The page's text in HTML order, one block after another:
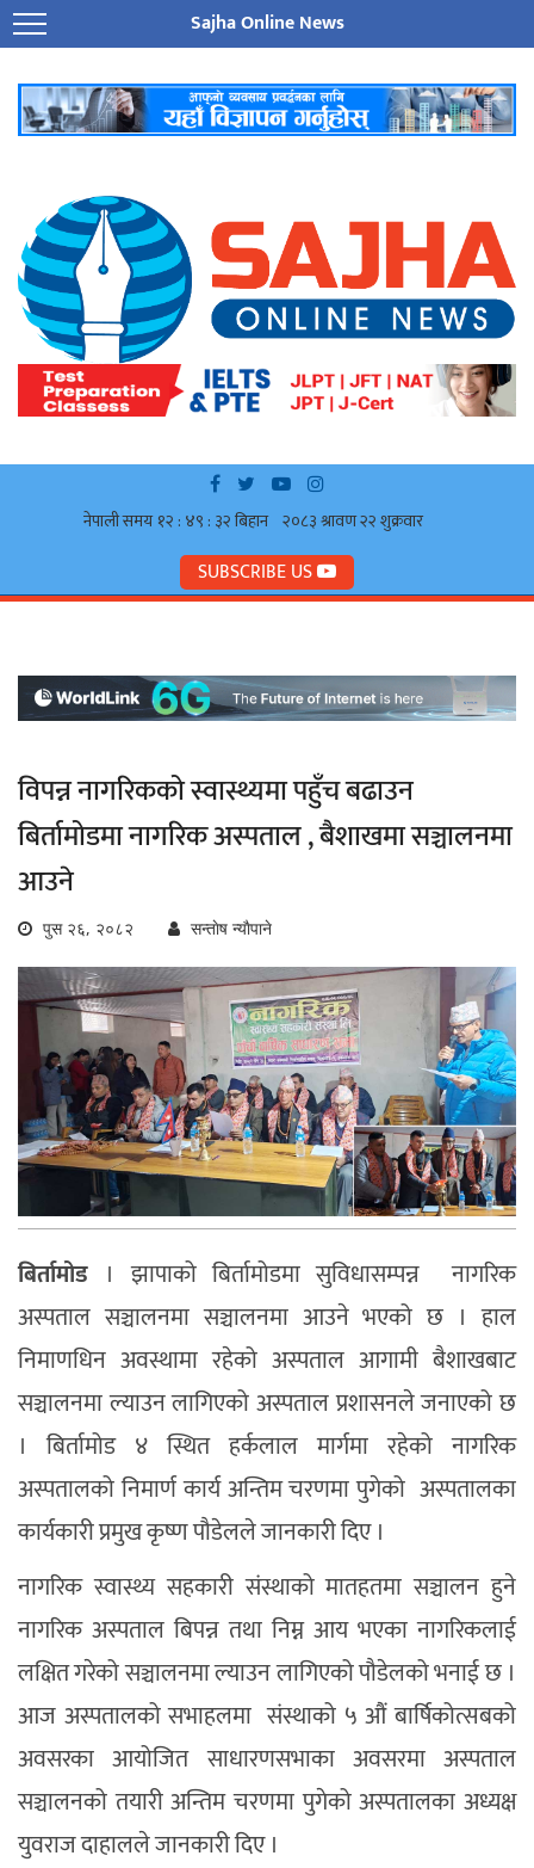
Sajha Online News
SUBSCRIBE US
विपन्न नागरिकको स्वास्थ्यमा पहुँच बढाउन
बिर्तामोडमा नागरिक अस्पताल , बैशाखमा सञ्चालनमा
आउने
पुस २६, २०८२ सन्ताेष न्याैपाने
बिर्तामोड । झापाको बिर्तामोडमा सुविधासम्पन्न नागरिक
अस्पताल सञ्चालनमा सञ्चालनमा आउने भएको छ । हाल
निमाणधिन अवस्थामा रहेको अस्पताल आगामी बैशाखबाट
सञ्चालनमा ल्याउन लागिएको अस्पताल प्रशासनले जनाएको छ
। बिर्तामोड ४ स्थित हर्कलाल मार्गमा रहेको नागरिक
अस्पतालको निमार्ण कार्य अन्तिम चरणमा पुगेको अस्पतालका
कार्यकारी प्रमुख कृष्ण पौडेलले जानकारी दिए ।
नागरिक स्वास्थ्य सहकारी संस्थाको मातहतमा सञ्चालन हुने
नागरिक अस्पताल बिपन्न तथा निम्न आय भएका नागरिकलाई
लक्षित गरेको सञ्चालनमा ल्याउन लागिएको पौडेलको भनाई छ ।
आज अस्पतालको सभाहलमा संस्थाको ५ औं बार्षिकोत्सबको
अवसरका आयोजित साधारणसभाका अवसरमा अस्पताल
सञ्चालनको तयारी अन्तिम चरणमा पुगेको अस्पतालका अध्यक्ष
युवराज दाहालले जानकारी दिए ।